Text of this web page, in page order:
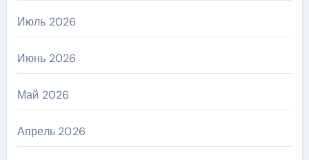
Июль 2026
Июнь 2026
Май 2026
Апрель 2026